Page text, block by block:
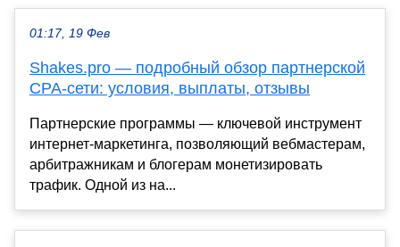
01:17, 19 Фев
Shakes.pro — подробный обзор партнерской
CPA-сети: условия, выплаты, отзывы
Партнерские программы — ключевой инструмент
интернет-маркетинга, позволяющий вебмастерам,
арбитражникам и блогерам монетизировать
трафик. Одной из на...